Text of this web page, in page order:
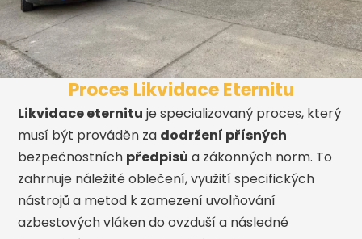
Proces Likvidace Eternitu
Likvidace eternitu je specializovaný proces, který
musí být prováděn za dodržení přísných
bezpečnostních předpisů a zákonných norm. To
zahrnuje náležité oblečení, využití specifických
nástrojů a metod k zamezení uvolňování
azbestových vláken do ovzduší a následné